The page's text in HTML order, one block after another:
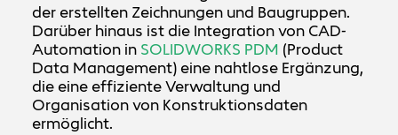
der erstellten Zeichnungen und Baugruppen.
Darüber hinaus ist die Integration von CAD-
Automation in SOLIDWORKS PDM (Product
Data Management) eine nahtlose Ergänzung,
die eine effiziente Verwaltung und
Organisation von Konstruktionsdaten
ermöglicht.